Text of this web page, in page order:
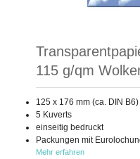
115 g/qm
125 x 176 mm (ca. DIN B6)
5 Kuverts
einseitig bedruckt
Packungen mit
Mehr erfahren